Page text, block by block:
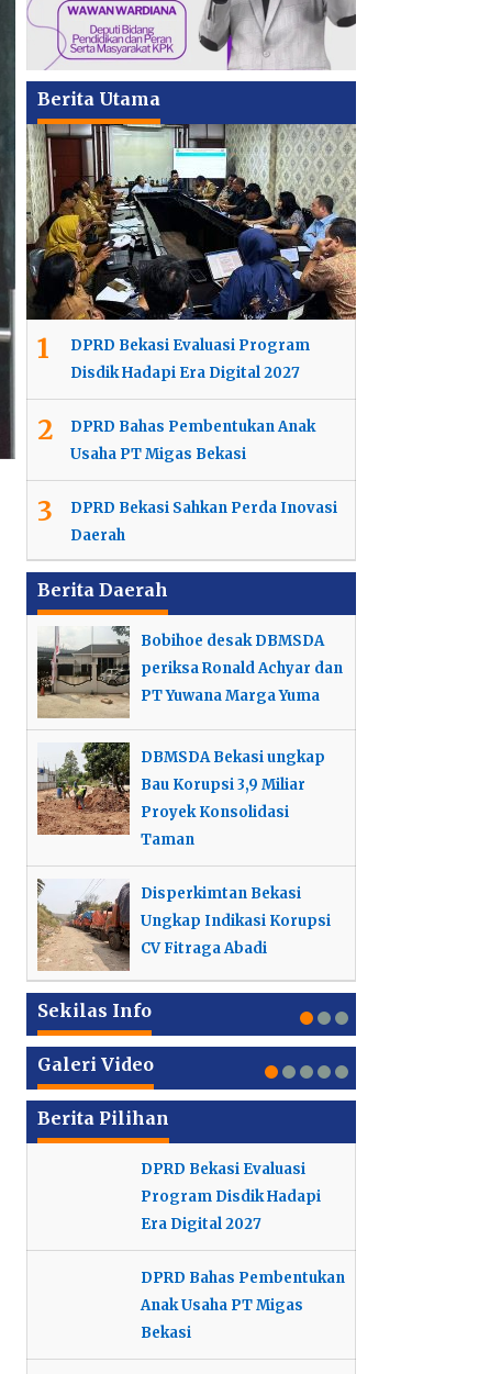
Berita Utama
1
DPRD Bekasi Evaluasi Program
Disdik Hadapi Era Digital 2027
2
DPRD Bahas Pembentukan Anak
Usaha PT Migas Bekasi
3
DPRD Bekasi Sahkan Perda Inovasi
Daerah
Berita Daerah
Bobihoe desak DBMSDA
periksa Ronald Achyar dan
PT Yuwana Marga Yuma
DBMSDA Bekasi ungkap
Bau Korupsi 3,9 Miliar
Proyek Konsolidasi
Taman
Disperkimtan Bekasi
Ungkap Indikasi Korupsi
CV Fitraga Abadi
Sekilas Info
Ketua DPRD Sardi Efendi Dorong
Kinerja PPPK Profesional
Keterlibatan Ridwan Kamil
Dalam Korupsi Bank BJB
Terungkap
Daftar Menteri Prabowo 2024
2029 Kabinet Merah Putih
Galeri Video
Keterlibatan Ridwan Kamil
Dalam Korupsi Bank BJB
Terungkap
Daftar Menteri Prabowo 2024
2029 Kabinet Merah Putih
Ini Nama 16 Pegawai Kemenkeu
yang Terlibat Transaksi
Triliunan
Heboh Lelang Rumah Rp 50jt,
Menkeu Sri Mulyani Diminta
Tanggung Jawab
Heboh, Pria Ini Ungkap Oknum
Mafia di Bank BCA
Berita Pilihan
DPRD Bekasi Evaluasi
Program Disdik Hadapi
Era Digital 2027
DPRD Bahas Pembentukan
Anak Usaha PT Migas
Bekasi